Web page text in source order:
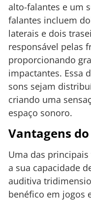
alto-falantes e um
falantes incluem
laterais e dois
responsável pelas
proporcionando
impactantes. Essa
sons sejam
criando uma
espaço sonoro.
Vantagens
Uma das
a sua capacidade
auditiva
benéfico em jogos